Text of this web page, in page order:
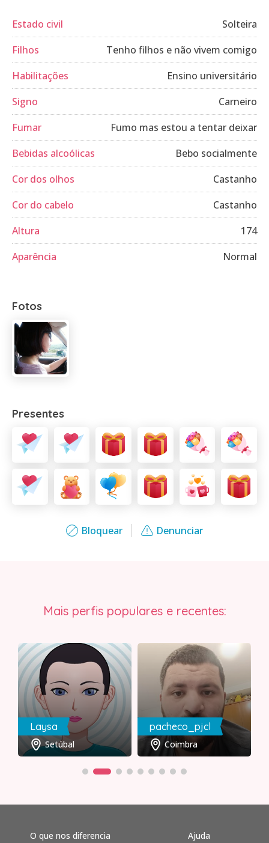
Bloquear Denunciar
Estado civil
Solteira
Filhos
Tenho filhos e não vivem comigo
Habilitações
Ensino universitário
Signo
Carneiro
Fumar
Fumo mas estou a tentar deixar
Bebidas alcoólicas
Bebo socialmente
Cor dos olhos
Castanho
Cor do cabelo
Castanho
Altura
174
Aparência
Normal
Fotos
Presentes
Mais perfis populares e recentes:
Laysa
Setúbal
pacheco_pjcl
Coimbra
O que nos diferencia Ajuda